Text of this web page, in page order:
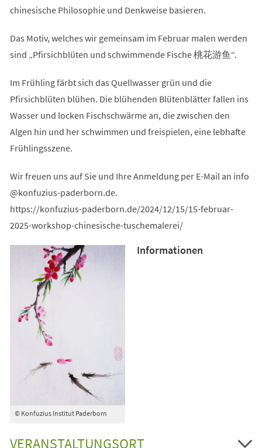
chinesische Philosophie und Denkweise basieren.
Das Motiv, welches wir gemeinsam im Februar malen werden
sind „Pfirsichblüten und schwimmende Fische 桃花游鱼“.
Im Frühling färbt sich das Quellwasser grün und die
Pfirsichblüten blühen. Die blühenden Blütenblätter fallen ins
Wasser und locken Fischschwärme an, die zwischen den
Algen hin und her schwimmen und freispielen, eine lebhafte
Frühlingsszene.
Wir freuen uns auf Sie und Ihre Anmeldung per E-Mail an info
konfuzius-paderborn de.
https://konfuzius-paderborn.de/2024/12/15/15-februar-
2025-workshop-chinesische-tuschemalerei/
© Konfuzius Institut Paderborn
Informationen
VERANSTALTUNGSORT